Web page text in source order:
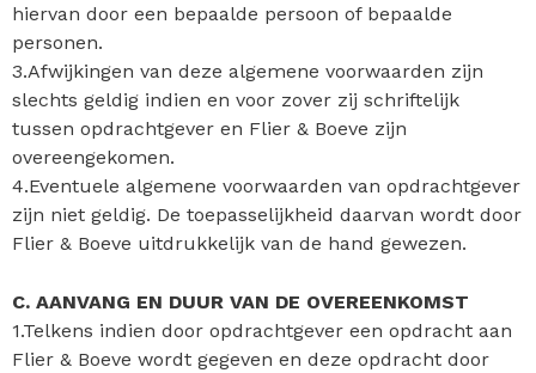
hiervan door een bepaalde persoon of bepaalde
personen.
3.Afwijkingen van deze algemene voorwaarden zijn
slechts geldig indien en voor zover zij schriftelijk
tussen opdrachtgever en Flier & Boeve zijn
overeengekomen.
4.Eventuele algemene voorwaarden van opdrachtgever
zijn niet geldig. De toepasselijkheid daarvan wordt door
Flier & Boeve uitdrukkelijk van de hand gewezen.
C. AANVANG EN DUUR VAN DE OVEREENKOMST
1.Telkens indien door opdrachtgever een opdracht aan
Flier & Boeve wordt gegeven en deze opdracht door